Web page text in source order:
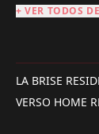
+ VER TODOS
LA BRISE
VERSO HOME